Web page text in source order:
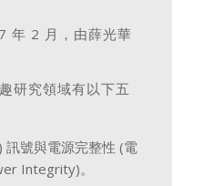
年 2 月，由薛光華
研究領域有以下五
訊號與電源完整性 (電
Integrity)。